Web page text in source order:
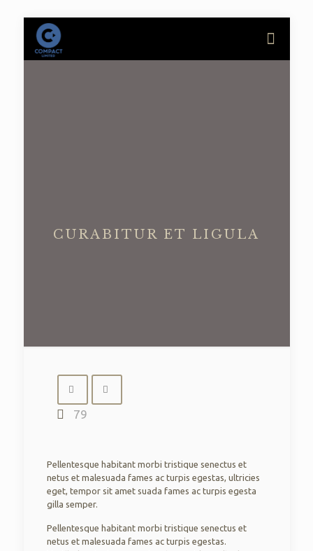
CURABITUR ET LIGULA
79
Pellentesque habitant morbi tristique senectus et
netus et malesuada fames ac turpis egestas, ultricies
eget, tempor sit amet suada fames ac turpis egesta
gilla semper.
Pellentesque habitant morbi tristique senectus et
netus et malesuada fames ac turpis egestas.